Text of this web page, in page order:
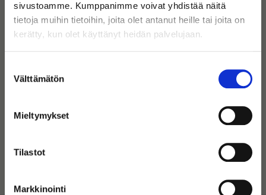
sivustoamme. Kumppanimme voivat yhdistää näitä
tietoja muihin tietoihin, joita olet antanut heille tai joita on
kerätty, kun olet käyttänyt heidän palvelujaan.
valinta
Välttämätön
Mieltymykset
Tilastot
Markkinointi